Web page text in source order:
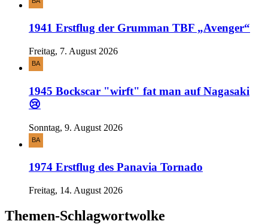
1941 Erstflug der Grumman TBF „Avenger“
Freitag, 7. August 2026
1945 Bockscar "wirft" fat man auf Nagasaki
😢
Sonntag, 9. August 2026
1974 Erstflug des Panavia Tornado
Freitag, 14. August 2026
Themen-Schlagwortwolke